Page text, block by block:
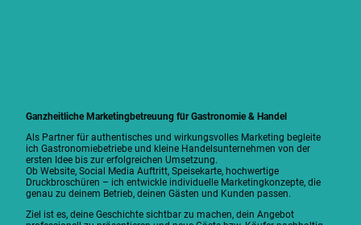
Ganzheitliche Marketingbetreuung für Gastronomie & Handel
Als Partner für authentisches und wirkungsvolles Marketing begleite
ich Gastronomiebetriebe und kleine Handelsunternehmen von der
ersten Idee bis zur erfolgreichen Umsetzung.
Ob Website, Social Media Auftritt, Speisekarte, hochwertige
Druckbroschüren – ich entwickle individuelle Marketingkonzepte, die
genau zu deinem Betrieb, deinen Gästen und Kunden passen.
Ziel ist es, deine Geschichte sichtbar zu machen, dein Angebot